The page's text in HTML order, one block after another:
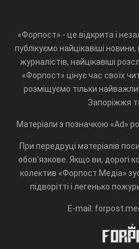
«Форпост» - це відкрита і
публікуємо найцікавіші
журналістів, найцікавіші
«Форпост» цінує час своїх
розміщуємо тільки
Запоріжжя
Матеріали з позначкою «Ad»
При передруці матеріалів
обов'язкове. Якщо ви, дорогі
колектив «Форпост.Медіа»
підворітті і легенько
E-mail: